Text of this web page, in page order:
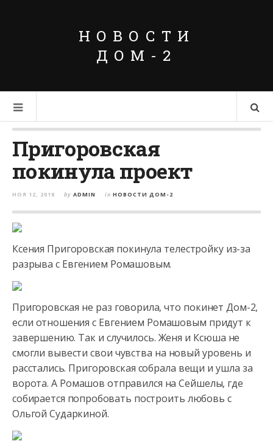
НОВОСТИ
ДОМ-2
Пригоровская
покинула проект
НОЯ 12, 2018 by ADMIN in НОВОСТИ ДОМ-2
Ксения Пригоровская покинула телестройку из-за
разрыва с Евгением Ромашовым.
Пригоровская не раз говорила, что покинет Дом-2,
если отношения с Евгением Ромашовым придут к
завершению. Так и случилось. Женя и Ксюша не
смогли вывести свои чувства на новый уровень и
расстались. Пригоровская собрала вещи и ушла за
ворота. А Ромашов отправился на Сейшелы, где
собирается попробовать построить любовь с
Ольгой Сударкиной.